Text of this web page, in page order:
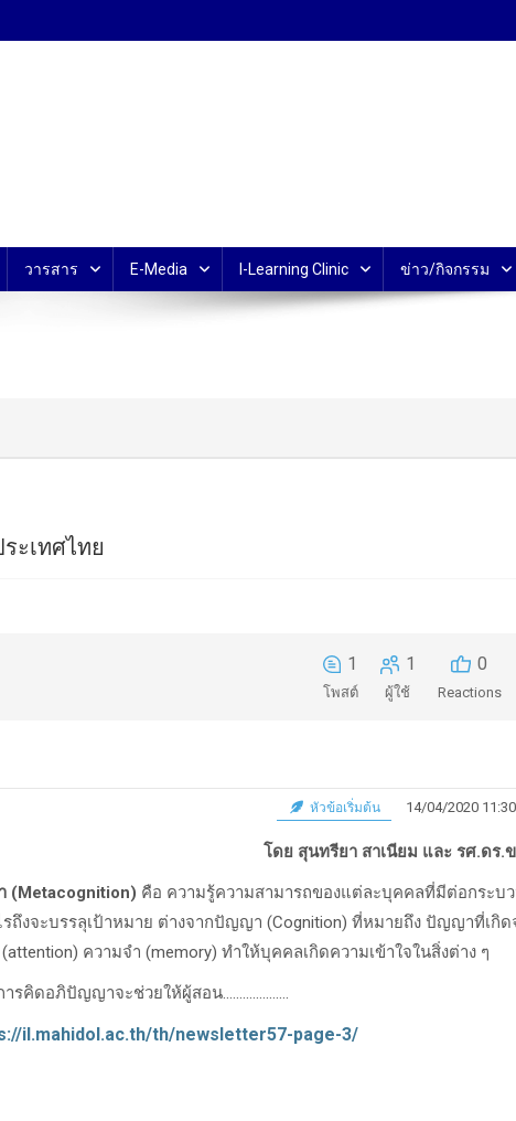
วารสาร E-Media I-Learning Clinic ข่าว/กิจกรรม
ะเทศไทย
1
โพสต์
1
ผู้ใช้
0
Reactions
หัวข้อเริ่มต้น 14/04/2020
โดย สุนทรียา สาเนียม และ รศ.ดร.
(Metacognition) คือ ความรู้ความสามารถของแต่ละบุคคลที่มีต่อกระบ
รถึงจะบรรลุเป้าหมาย ต่างจากปัญญา (Cognition) ที่หมายถึง ปัญญาที่เกิด
ความจำ (memory) ทำให้บุคคลเกิดความเข้าใจในสิ่งต่าง ๆ
ดอภิปัญญาจะช่วยให้ผู้สอน....................
il.mahidol.ac.th/th/newsletter57-page-3/